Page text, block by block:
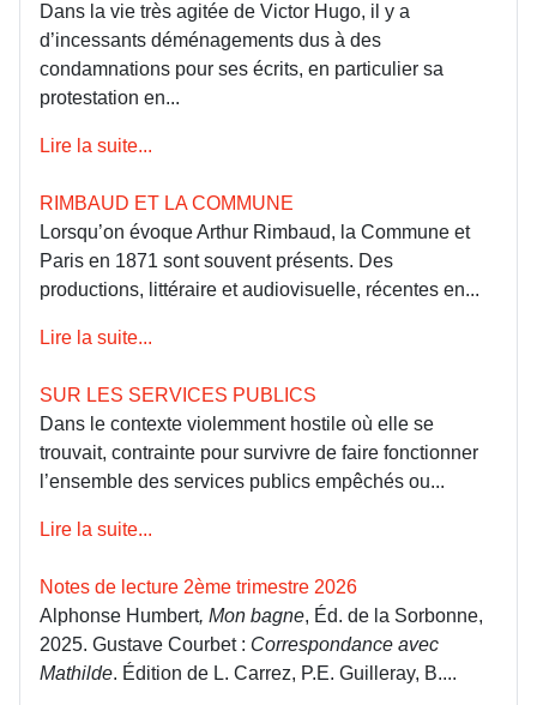
Dans la vie très agitée de Victor Hugo, il y a
d’incessants déménagements dus à des
condamnations pour ses écrits, en particulier sa
protestation en...
Lire la suite...
RIMBAUD ET LA COMMUNE
Lorsqu’on évoque Arthur Rimbaud, la Commune et
Paris en 1871 sont souvent présents. Des
productions, littéraire et audiovisuelle, récentes en...
Lire la suite...
SUR LES SERVICES PUBLICS
Dans le contexte violemment hostile où elle se
trouvait, contrainte pour survivre de faire fonctionner
l’ensemble des services publics empêchés ou...
Lire la suite...
Notes de lecture 2ème trimestre 2026
Alphonse Humbert, Mon bagne, Éd. de la Sorbonne,
2025. Gustave Courbet : Correspondance avec
Mathilde. Édition de L. Carrez, P.E. Guilleray, B....